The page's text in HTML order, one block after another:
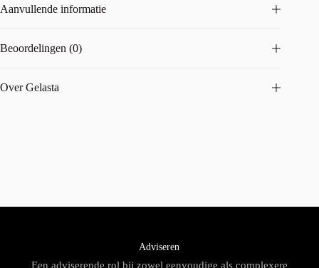
Aanvullende informatie
Beoordelingen (0)
Over Gelasta
Adviseren
Een adviserende rol bij zowel eenvoudige als complexere